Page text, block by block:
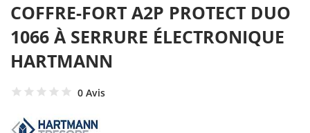
COFFRE-FORT A2P PROTECT DUO
1066 À SERRURE ÉLECTRONIQUE
HARTMANN
0 Avis